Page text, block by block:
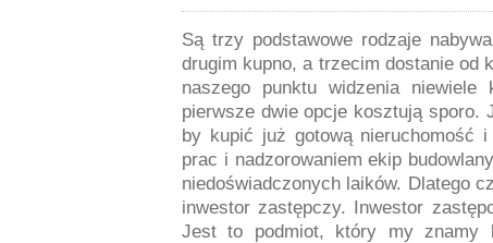
Są trzy podstawowe rodzaje
drugim kupno, a trzecim dostanie od
naszego punktu widzenia
pierwsze dwie opcje kosztują sporo.
by kupić już gotową nieruchomość
prac i nadzorowaniem ekip
niedoświadczonych laików. Dlatego
inwestor zastępczy. Inwestor
Jest to podmiot, który my znamy